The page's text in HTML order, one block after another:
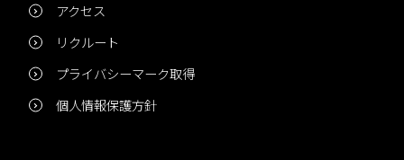
アクセス
リクルート
プライバシーマーク取得
個人情報保護方針